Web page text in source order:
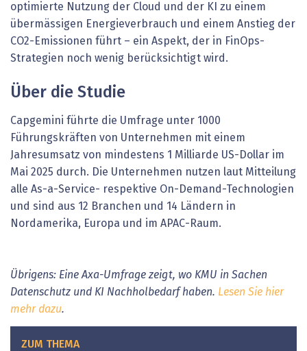
optimierte Nutzung der Cloud und der KI zu einem
übermässigen Energieverbrauch und einem Anstieg der
CO2-Emissionen führt – ein Aspekt, der in FinOps-
Strategien noch wenig berücksichtigt wird.
Über die Studie
Capgemini führte die Umfrage unter 1000
Führungskräften von Unternehmen mit einem
Jahresumsatz von mindestens 1 Milliarde US-Dollar im
Mai 2025 durch. Die Unternehmen nutzen laut Mitteilung
alle As-a-Service- respektive On-Demand-Technologien
und sind aus 12 Branchen und 14 Ländern in
Nordamerika, Europa und im APAC-Raum.
Übrigens: Eine Axa-Umfrage zeigt, wo KMU in Sachen
Datenschutz und KI Nachholbedarf haben. Lesen Sie hier
mehr dazu.
ZUM THEMA